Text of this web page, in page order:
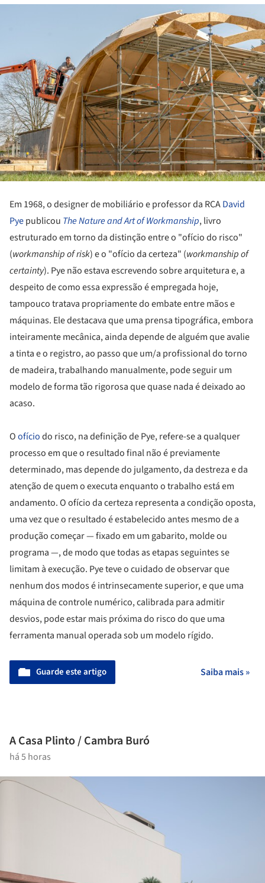
Em 1968, o designer de mobiliário e professor da RCADavid
Pyepublicou The Nature and Art of Workmanship, livro
estruturado em torno da distinção entre o "ofício do risco"
(workmanship of risk) e o "ofício da certeza" (workmanship of
certainty). Pye não estava escrevendo sobre arquitetura e, a
despeito de como essa expressão é empregada hoje,
tampouco tratava propriamente do embate entre mãos e
máquinas. Ele destacava que uma prensa tipográfica, embora
inteiramente mecânica, ainda depende de alguém que avalie
a tinta e o registro, ao passo que um/a profissional do torno
de madeira, trabalhando manualmente, pode seguir um
modelo de forma tão rigorosa que quase nada é deixado ao
acaso.
Oofíciodo risco, na definição de Pye, refere-se a qualquer
processo em que o resultado final não é previamente
determinado, mas depende do julgamento, da destreza e da
atenção de quem o executa enquanto o trabalho está em
andamento. O ofício da certeza representa a condição oposta,
uma vez que o resultado é estabelecido antes mesmo de a
produção começar — fixado em um gabarito, molde ou
programa —, de modo que todas as etapas seguintes se
limitam à execução. Pye teve o cuidado de observar que
nenhum dos modos é intrinsecamente superior, e que uma
máquina de controle numérico, calibrada para admitir
desvios, pode estar mais próxima do risco do que uma
ferramenta manual operada sob um modelo rígido.
Guarde este artigo Saiba mais »
A Casa Plinto / Cambra Buró
há 5 horas